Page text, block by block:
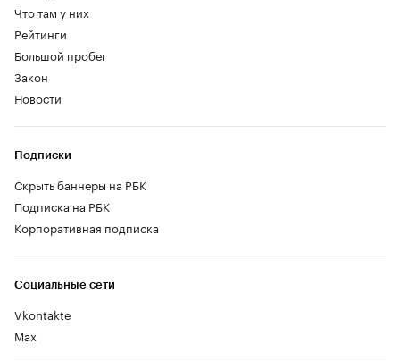
Что там у них
Рейтинги
Большой пробег
Закон
Новости
Социальные сети
Vkontakte
Max
Подписки
Скрыть баннеры на РБК
Подписка на РБК
Корпоративная подписка